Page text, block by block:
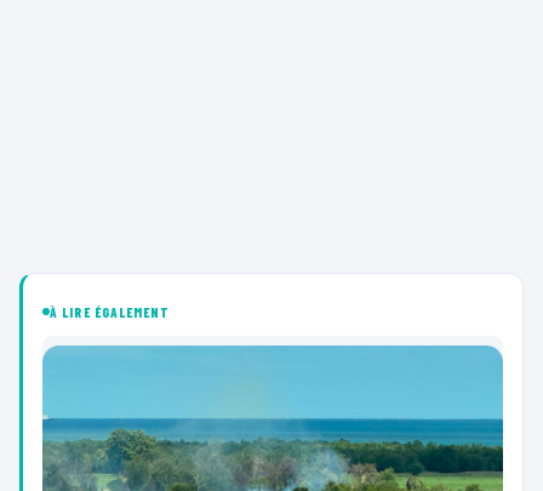
À LIRE ÉGALEMENT